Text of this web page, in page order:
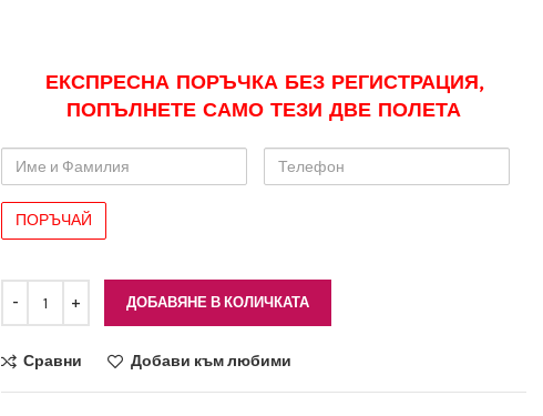
ЕКСПРЕСНА ПОРЪЧКА БЕЗ РЕГИСТРАЦИЯ,
ПОПЪЛНЕТЕ САМО ТЕЗИ ДВЕ ПОЛЕТА
Име
и
Фамилия
Телефон
ДОБАВЯНЕ В КОЛИЧКАТА
Сравни Добави към любими